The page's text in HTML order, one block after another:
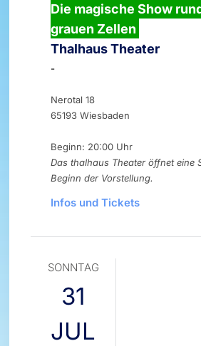
Die magische Show
grauen Zellen
Thalhaus Theater
-
Nerotal 18
65193 Wiesbaden
Beginn: 20:00 Uhr
Das thalhaus Theater öffnet eine
Beginn der Vorstellung.
Infos und Tickets
SONNTAG
31
JUL